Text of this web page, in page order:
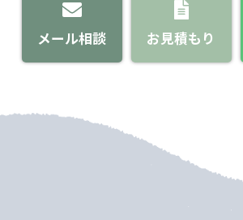
メール相談 お見積もり